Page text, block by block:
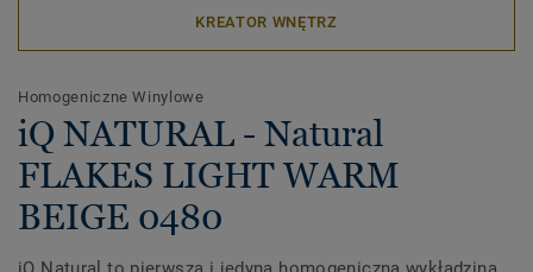
KREATOR WNĘTRZ
Homogeniczne Winylowe
iQ NATURAL - Natural
FLAKES LIGHT WARM
BEIGE 0480